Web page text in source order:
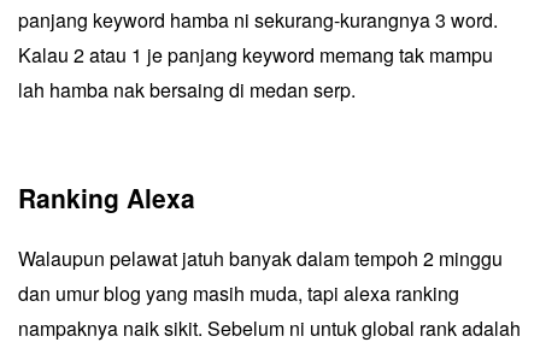
panjang keyword hamba ni sekurang-kurangnya 3 word.
Kalau 2 atau 1 je panjang keyword memang tak mampu
lah hamba nak bersaing di medan serp.
Ranking Alexa
Walaupun pelawat jatuh banyak dalam tempoh 2 minggu
dan umur blog yang masih muda, tapi alexa ranking
nampaknya naik sikit. Sebelum ni untuk global rank adalah